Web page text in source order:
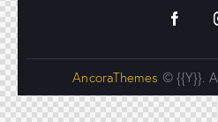
AncoraThemes © {{Y}}.